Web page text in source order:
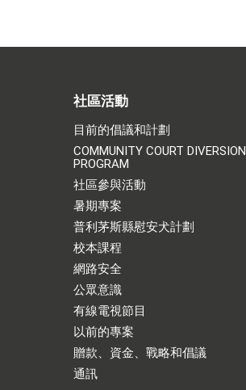
社區活動
目前的倡議和計劃
COMMUNITY COURT DIVERSION
PROGRAM
社區參與活動
暑期專案
普利茅斯縣慰安犬計劃
校本課程
網路安全
公眾意識
有線電視節目
以前的專案
贈款、資金、戰略和倡議
通訊